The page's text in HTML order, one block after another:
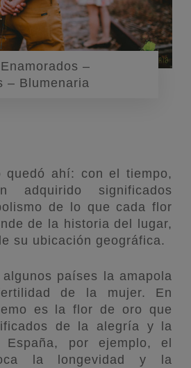
–
– Blumenaria
quedó ahí: con el tiempo,
adquirido significados
de lo que cada flor
de la historia del lugar,
su ubicación geográfica.
países la amapola
de la mujer. En
es la flor de oro que
de la alegría y la
por ejemplo, el
la longevidad y la